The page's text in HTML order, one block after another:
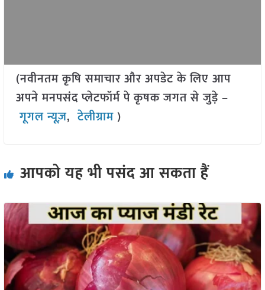
(नवीनतम कृषि समाचार और अपडेट के लिए आप
अपने मनपसंद प्लेटफॉर्म पे कृषक जगत से जुड़े –
गूगल न्यूज़,टेलीग्राम )
आपको यह भी पसंद आ सकता हैं